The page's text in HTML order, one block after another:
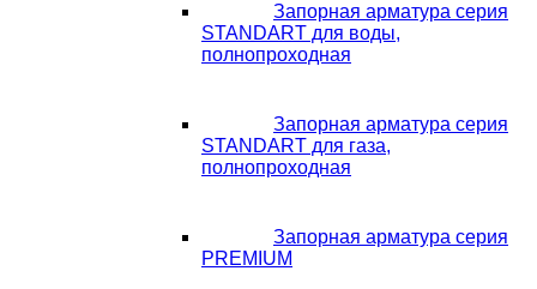
Запорная арматура серия
STANDART для воды,
полнопроходная
Запорная арматура серия
STANDART для газа,
полнопроходная
Запорная арматура серия
PREMIUM